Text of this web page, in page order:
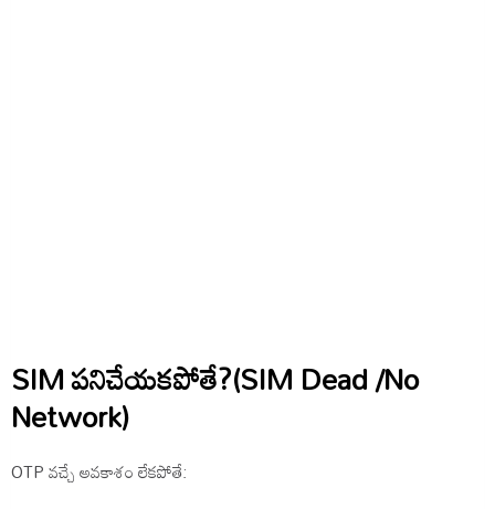
SIM పనిచేయకపోతే?(SIM Dead /No
Network)
OTP వచ్చే అవకాశం లేకపోతే: